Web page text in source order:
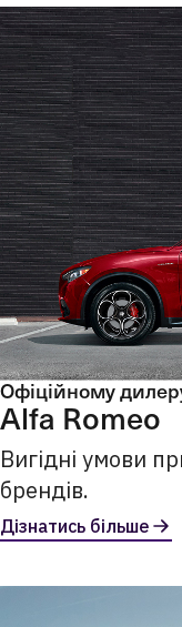
Офіційному
Alfa Romeo
Вигідні умови
брендів.
Дізнатись більше